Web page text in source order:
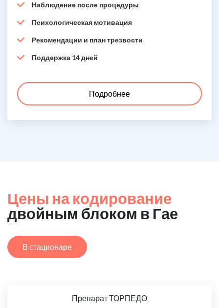
Наблюдение после процедуры
Психологическая мотивация
Рекомендации и план трезвости
Поддержка 14 дней
Подробнее
Цены на кодирование
двойным блоком в Гае
В стационаре
Препарат ТОРПЕДО